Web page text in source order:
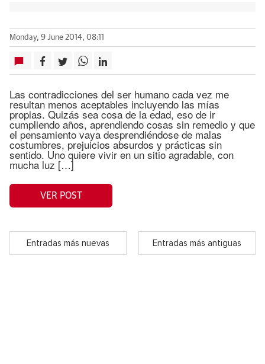
Monday, 9 June 2014, 08:11
Las contradicciones del ser humano cada vez me
resultan menos aceptables incluyendo las mías
propias. Quizás sea cosa de la edad, eso de ir
cumpliendo años, aprendiendo cosas sin remedio y que
el pensamiento vaya desprendiéndose de malas
costumbres, prejuicios absurdos y prácticas sin
sentido. Uno quiere vivir en un sitio agradable, con
mucha luz […]
VER POST
Entradas más nuevas Entradas más antiguas